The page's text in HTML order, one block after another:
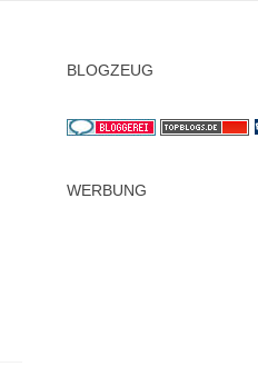
BLOGZEUG
WERBUNG